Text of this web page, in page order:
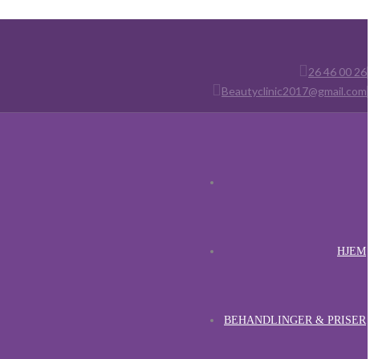
26 46 00 26
Beautyclinic2017@gmail.com
HJEM
BEHANDLINGER & PRISER